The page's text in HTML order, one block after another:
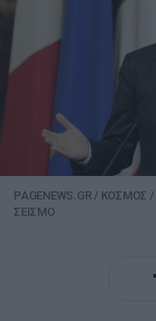
PAGENEWS.GR/ ΚΟΣΜΟΣ /
ΣΕΙΣΜΟ